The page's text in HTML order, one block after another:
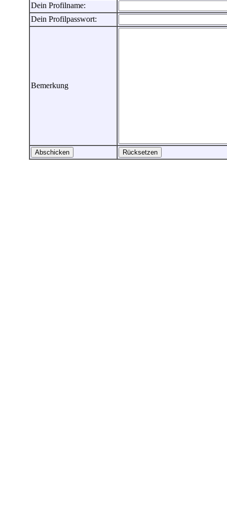
Dein Profilname:
Dein Profilpasswort:
Bemerkung